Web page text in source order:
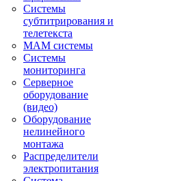
Системы
субтитрирования и
телетекста
MAM системы
Системы
мониторинга
Серверное
оборудование
(видео)
Оборудование
нелинейного
монтажа
Распределители
электропитания